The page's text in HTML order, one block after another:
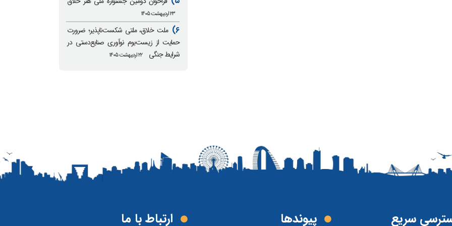
۲۳ اردیبهشت ۱۴۰۵
۶)
ملت خلاق، ملتی شکست‌ناپذیر؛ ضرورت
حمایت از زیست‌بوم نوآوری صنایع‌دستی در
شرایط جنگی
۲۲ اردیبهشت ۱۴۰۵
سریع پیوند‌ها ارتباط با ما